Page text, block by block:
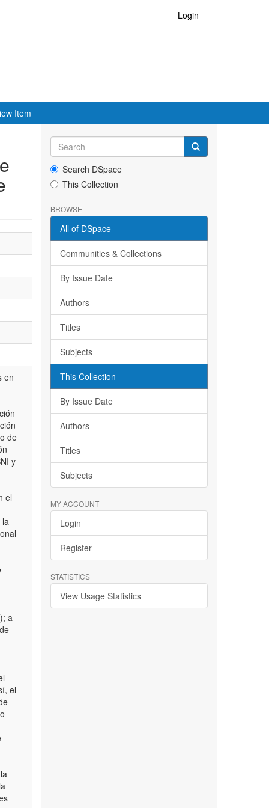
Login
Item
en
de
y
el
la
a
el
Search DSpace
This Collection
BROWSE
All of DSpace
Communities & Collections
By Issue Date
Authors
Titles
Subjects
This Collection
By Issue Date
Authors
Titles
Subjects
MY ACCOUNT
Login
Register
STATISTICS
View Usage Statistics